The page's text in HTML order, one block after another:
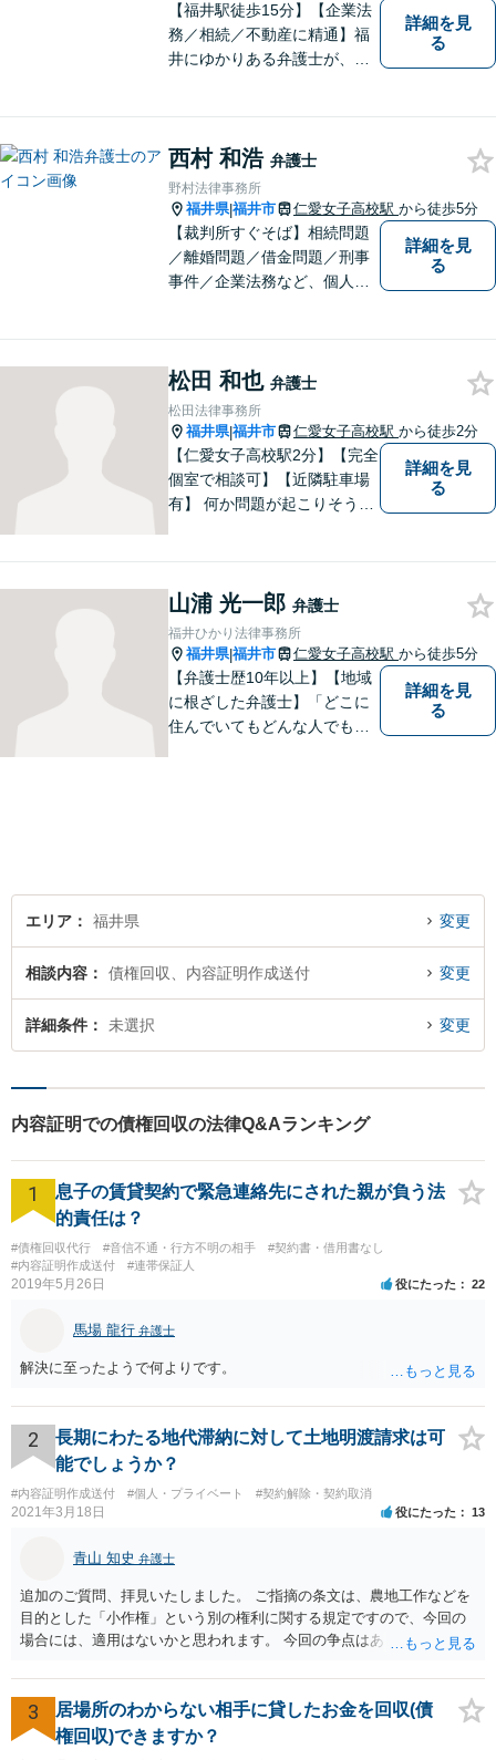
【福井駅徒歩15分】【企業法
務／相続／不動産に精通】福
井にゆかりある弁護士が、皆
談ください。【著書多数】
詳細を見
る
西村 和浩 弁護士
野村法律事務所
福井県|福井市 仁愛女子高校駅 から徒歩5分
【裁判所すぐそば】相続問題
／離婚問題／借金問題／刑事
事件／企業法務など、個人・
お気軽にご相談ください。
【法テラス利用可】【完全個
室】【夜間・休日面談可】
詳細を見
る
松田 和也 弁護士
松田法律事務所
福井県|福井市 仁愛女子高校駅 から徒歩2分
【仁愛女子高校駅2分】【完全
個室で相談可】【近隣駐車場
有】 何か問題が起こりそうと
問に思ったときには、迷わず
すぐにご相談ください。一緒
に解決の方法を考えましょ
う。
詳細を見
る
山浦 光一郎 弁護士
福井ひかり法律事務所
福井県|福井市 仁愛女子高校駅 から徒歩5分
【弁護士歴10年以上】【地域
に根ざした弁護士】「どこに
住んでいてもどんな人でも等
す。
詳細を見
る
エリア 福井県 変更
相談内容 債権回収、内容証明作成送付 変更
詳細条件 未選択 変更
内容証明での債権回収の法律Q&Aランキング
1
息子の賃貸契約で緊急連絡先にされた親が負う法
的責任は？
#債権回収代行 #音信不通・行方不明の相手
#契約書・借用書なし
#内容証明作成送付
#連帯保証人
2019年5月26日 役にたった 22
馬場 龍行 弁護士
解決に至ったようで何よりです。
2
長期にわたる地代滞納に対して土地明渡請求は可
能でしょうか？
#内容証明作成送付 #個人・プライベート #契約解除・契約取消
2021年3月18日 役にたった 13
青山 知史 弁護士
追加のご質問、拝見いたしました。 ご指摘の条文は、農地工作などを
目的とした「小作権」という別の権利に関する規定ですので、今回の
場合には、適用はないかと思われます。 今回の争点はあくまで、明け
なりますが、複数の先生方も述べておられる通り、一般的に解除が認
められる事案と比べても、今回は賃料未払の期間が長いですので、ご
記載の事情だけを踏まえれば、解除に基づく明渡しが認められる見込
みはある事案かと思われます。
3
居場所のわからない相手に貸したお金を回収(債
権回収)できますか？